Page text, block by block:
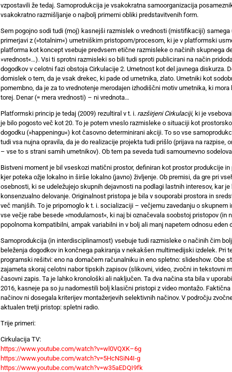
vzpostavili že tedaj. Samoprodukcija je vsakokratna samoorganizacija
vsakokratno razmišljanje o najbolj primerni obliki predstavitvenih form.
Sem pogojno sodi tudi (moj) kasnejši razmislek o vrednosti (mistifikaciji)
primerjavi z (»totalnim«) umetniškim pristopom/procesom, ki je v platformski
platforma kot koncept vsebuje predvsem etične razmisleke o načinih skupnega
»vrednost«…). Vsi ti sprotni razmisleki so bili tudi sproti publicirani na način
dogodkov v celotni fazi obstoja Cirkulacije 2. Umetnost kot del javnega diskurza.
domislek o tem, da je vsak drekec, ki pade od umetnika, zlato. Umetniki kot
pomembno, da je za to vrednotenje merodajen izhodiščni motiv umetnika, ki
torej. Denar (= mera vrednosti) – ni vrednota…
Platformski princip je tedaj (2009) rezultiral v t. i. razširjeni Cirkulaciji, ki je
je bilo pogosto več kot 20. To je potem vneslo razmisleke o situaciji kot
dogodku (»happeningu«) kot časovno determinirani akciji. To so vse
tudi vsa nujna opravila, da je do realizacije projekta tudi prišlo (prijava na razpise,
– vse to s strani samih umetnikov). Ob tem pa seveda tudi samoumevno
Bistveni moment je bil vseskozi matični prostor, definiran kot prostor produkcije
kjer poteka ožje lokalno in širše lokalno (javno) življenje. Ob premisi, da gre pri
osebnosti, ki se udeležujejo skupnih dejavnosti na podlagi lastnih interesov, kar
konsenzualno delovanje. Originalnost pristopa je bila v souporabi prostora in
več manjših. To je pripomoglo k t. i. socializaciji – večjemu zavedanju o skupnem
vse večje rabe besede »modularnost«, ki naj bi označevala soobstoj pristopov (in
popolnoma kompatibilni, ampak variabilni in v bolj ali manj napetem odnosu eden
Samoprodukcija (in interdisciplinarnost) vsebuje tudi razmisleke o načinih čim
beleženja dogodkov in končnega pakiranja v nekakšen multimedijski izdelek. Pri
programski rešitvi: eno na domačem računalniku in eno spletno: slideshow. Obe
zajameta skoraj celotni nabor tipskih zapisov (slikovni, video, zvočni in tekstovni
časovni zapis. Ta je lahko kronološki ali naključen. Ta dva načina sta bila v
2016, kasneje pa so ju nadomestili bolj klasični pristopi z video montažo.
načinov ni dosegala kriterijev montažerjevih selektivnih načinov. V področju
aktualen tretji pristop: spletni radio.
Trije primeri:
Cirkulacija TV:
https://www.youtube.com/watch?v=wl0VQXK–6g
https://www.youtube.com/watch?v=5HcNSiN4I-g
https://www.youtube.com/watch?v=w35aEDQI9fk